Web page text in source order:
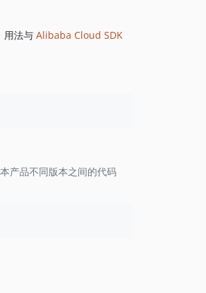
用法与 Alibaba Cloud SDK
产品不同版本之间的代码